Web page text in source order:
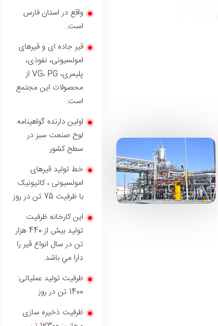
واقع در استان فارس
است.
قیر جاده ای و قيرهای
امولسيونی، نفوذی،
پلیمری، VG، PG از
محصولات این مجتمع
است.
اولين دارنده گواهينامه
لوح صنعت سبز در
سطح كشور
خط تولید قیرهای
امولسیونی ، کاتیونیک
با ظرفیت 75 تن در روز
اين كارخانه ظرفيت
توليد بيش از 440 هزار
تن در سال انواع قير را
دارا مي باشد.
ظرفيت توليد عملياتی:
1400 تن در روز
ظرفيت ذخيره سازی